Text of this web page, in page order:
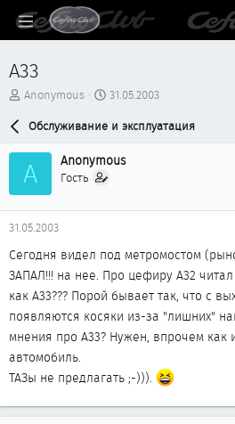
A33
А
р
т
м
ы
Anonymous
Д
т
н
а
31.05.2003
Обслуживание и эксплуатация
A Anonymous
Гость
31.05.2003
Сегодня видел под метромостом
ЗАПАЛ!!! на нее. Про цефиру А32
как А33??? Порой бывает так, что с
появляются косяки из-за "лишних"
мнения про А33? Нужен, впрочем как
автомобиль.
ТАЗы не предлагать ;-))).